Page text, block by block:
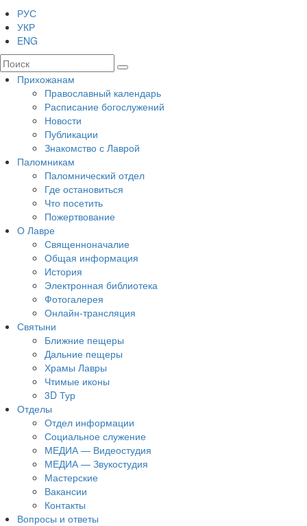
РУС
УКР
ENG
Прихожанам
Православный календарь
Расписание богослужений
Новости
Публикации
Знакомство с Лаврой
Паломникам
Паломнический отдел
Где остановиться
Что посетить
Пожертвование
О Лавре
Священноначалие
Общая информация
История
Электронная библиотека
Фотогалерея
Онлайн-трансляция
Святыни
Ближние пещеры
Дальние пещеры
Храмы Лавры
Чтимые иконы
3D Тур
Отделы
Отдел информации
Социальное служение
МЕДИА — Видеостудия
МЕДИА — Звукостудия
Мастерские
Вакансии
Контакты
Вопросы и ответы